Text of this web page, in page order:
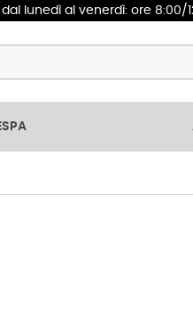
dal lunedì al venerdì: ore 8:00/